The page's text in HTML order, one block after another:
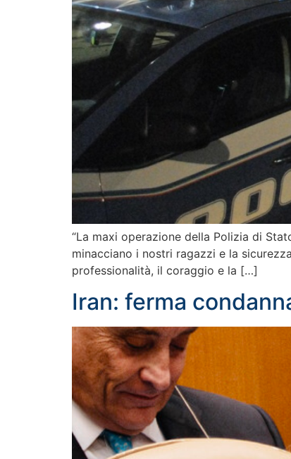
“La maxi operazione della Polizia di
minacciano i nostri ragazzi e la
professionalità, il coraggio e la […]
Iran: ferma